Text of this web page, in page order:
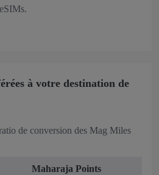
à votre destination de
de conversion des Mag Miles
Maharaja Points